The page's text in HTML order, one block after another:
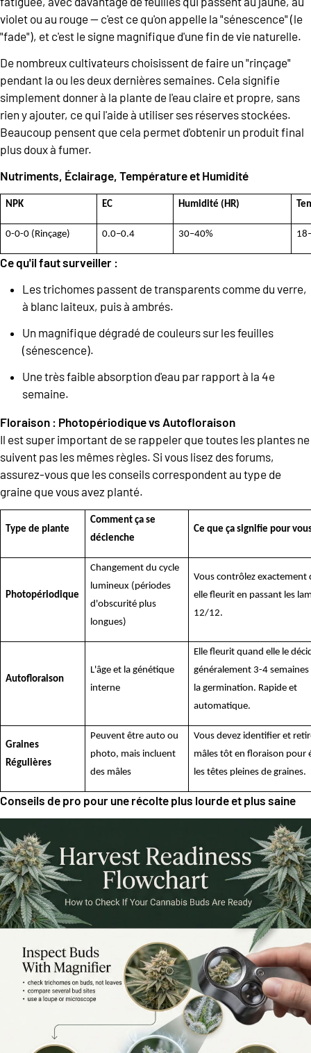
violet ou au rouge — c'est ce qu'on appelle la "sénescence" (le
"fade"), et c'est le signe magnifique d'une fin de vie naturelle.
De nombreux cultivateurs choisissent de faire un "rinçage"
pendant la ou les deux dernières semaines. Cela signifie
simplement donner à la plante de l'eau claire et propre, sans
rien y ajouter, ce qui l'aide à utiliser ses réserves stockées.
Beaucoup pensent que cela permet d'obtenir un produit final
plus doux à fumer.
Nutriments, Éclairage, Température et Humidité
NPK EC Humidité (HR)
0-0-0 (Rinçage) 0.0–0.4 30–40%
Ce qu'il faut surveiller :
Les trichomes passent de transparents comme du verre,
à blanc laiteux, puis à ambrés.
Un magnifique dégradé de couleurs sur les feuilles
(sénescence).
Une très faible absorption d'eau par rapport à la 4e
semaine.
Floraison : Photopériodique vs Autofloraison
Il est super important de se rappeler que toutes les plantes ne
suivent pas les mêmes règles. Si vous lisez des forums,
assurez-vous que les conseils correspondent au type de
graine que vous avez planté.
Type de plante
Comment ça se
déclenche
Ce que ça signifie pour
Photopériodique
Changement du cycle
lumineux (périodes
d'obscurité plus
longues)
Vous contrôlez exactement
elle fleurit en passant les
12/12.
Autofloraison
L'âge et la génétique
interne
Elle fleurit quand elle le
généralement 3-4 semaines
la germination. Rapide et
automatique.
Graines
Régulières
Peuvent être auto ou
photo, mais incluent
des mâles
Vous devez identifier et
mâles tôt en floraison pour
les têtes pleines de graines.
Conseils de pro pour une récolte plus lourde et plus saine